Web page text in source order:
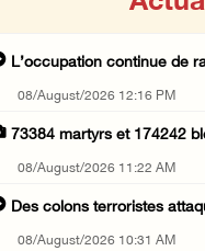
L’occupation continue de
08/August/2026 12:16 PM
73384 martyrs et 174242
08/August/2026 11:22 AM
Des colons terroristes
08/August/2026 10:31 AM